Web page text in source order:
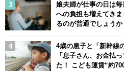
娘夫婦が仕事の日は
への負担も増えてき
るのが普通でしょうか
4歳の息子と「新幹線
「息子さん、お金払
た！ こども運賃“約